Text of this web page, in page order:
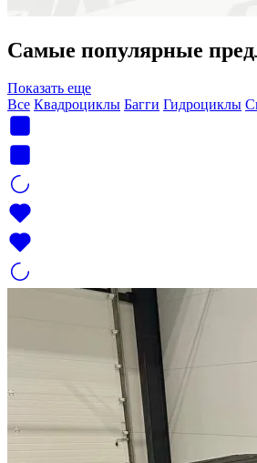
Самые популярные
Показать еще
Все Квадроциклы Багги Гидроциклы